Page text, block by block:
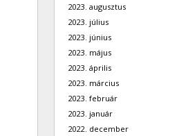
2023. augusztus
2023. július
2023. június
2023. május
2023. április
2023. március
2023. február
2023. január
2022. december